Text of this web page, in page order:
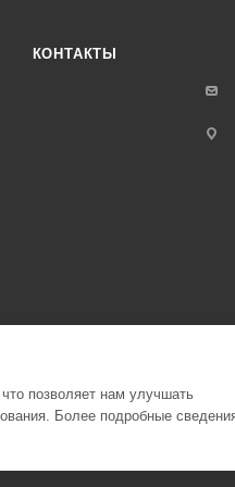
КОНТАКТЫ
оператора в отношении
позволяет нам улучшать
Более подробные